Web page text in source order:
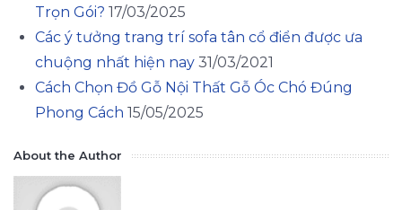
Trọn Gói? 17/03/2025
Các ý tưởng trang trí sofa tân cổ điển được ưa
chuộng nhất hiện nay 31/03/2021
Cách Chọn Đồ Gỗ Nội Thất Gỗ Óc Chó Đúng
Phong Cách 15/05/2025
About the Author